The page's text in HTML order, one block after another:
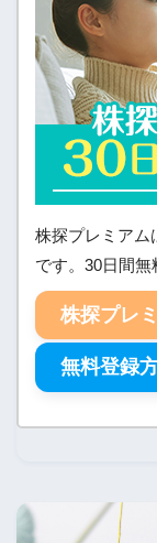
株探プレミアム
です。30日間無
株探プレ
無料登録